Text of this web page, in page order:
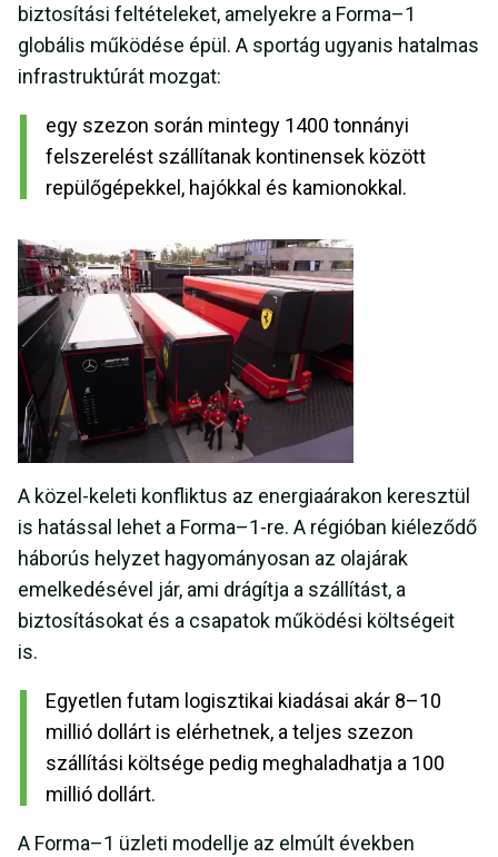
biztosítási feltételeket, amelyekre a Forma–1
globális működése épül. A sportág ugyanis hatalmas
infrastruktúrát mozgat:
egy szezon során mintegy 1400 tonnányi
felszerelést szállítanak kontinensek között
repülőgépekkel, hajókkal és kamionokkal.
A közel-keleti konfliktus az energiaárakon keresztül
is hatással lehet a Forma–1-re. A régióban kiéleződő
háborús helyzet hagyományosan az olajárak
emelkedésével jár, ami drágítja a szállítást, a
biztosításokat és a csapatok működési költségeit
is.
Egyetlen futam logisztikai kiadásai akár 8–10
millió dollárt is elérhetnek, a teljes szezon
szállítási költsége pedig meghaladhatja a 100
millió dollárt.
A Forma–1 üzleti modellje az elmúlt években